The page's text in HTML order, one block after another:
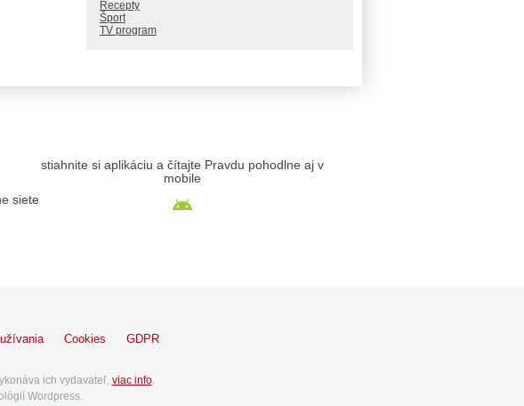
Recepty
Šport
TV program
siete
stiahnite si aplikáciu a čítajte Pravdu pohodlne aj v
mobile
Cookies GDPR
ich vydavateľ, viac info.
Wordpress.